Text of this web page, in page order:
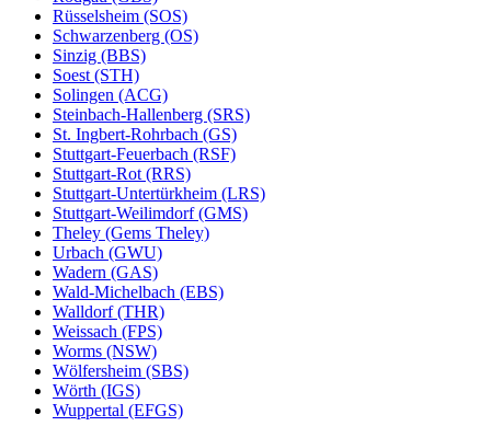
Rüsselsheim (SOS)
Schwarzenberg (OS)
Sinzig (BBS)
Soest (STH)
Solingen (ACG)
Steinbach-Hallenberg (SRS)
St. Ingbert-Rohrbach (GS)
Stuttgart-Feuerbach (RSF)
Stuttgart-Rot (RRS)
Stuttgart-Untertürkheim (LRS)
Stuttgart-Weilimdorf (GMS)
Theley (Gems Theley)
Urbach (GWU)
Wadern (GAS)
Wald-Michelbach (EBS)
Walldorf (THR)
Weissach (FPS)
Worms (NSW)
Wölfersheim (SBS)
Wörth (IGS)
Wuppertal (EFGS)